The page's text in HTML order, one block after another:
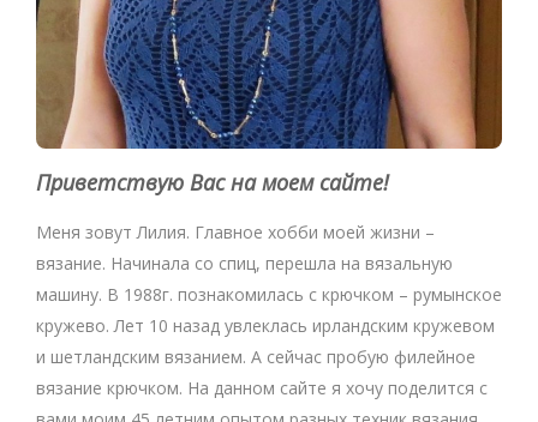
Приветствую Вас на моем сайте!
Меня зовут Лилия. Главное хобби моей жизни –
вязание. Начинала со спиц, перешла на вязальную
машину. В 1988г. познакомилась с крючком – румынское
кружево. Лет 10 назад увлеклась ирландским кружевом
и шетландским вязанием. А сейчас пробую филейное
вязание крючком. На данном сайте я хочу поделится с